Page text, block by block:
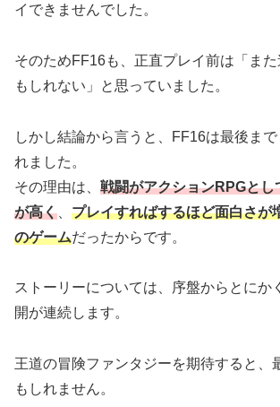
イできませんでした。
そのためFF16も、正直プレイ前は「ま
もしれない」と思っていました。
しかし結論から言うと、FF16は最後ま
れました。
その理由は、 戦闘がアクションRPGとし
が高く
プレイすればするほど面白さが
のゲームだったからです。
ストーリーについては、序盤からとにか
開が連続します。
王道の冒険ファンタジーを期待すると、
もしれません。